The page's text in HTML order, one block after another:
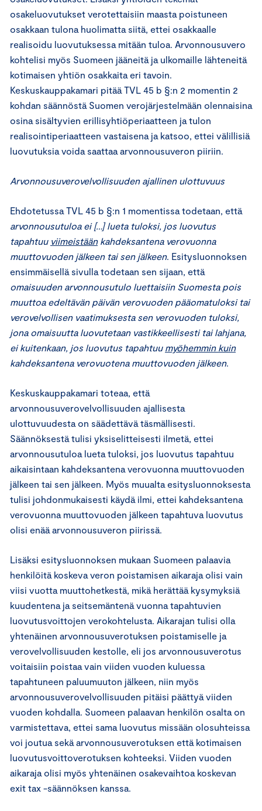
osakeluovutukset verotettaisiin maasta poistuneen
osakkaan tulona huolimatta siitä, ettei osakkaalle
realisoidu luovutuksessa mitään tuloa. Arvonnousuvero
kohtelisi myös Suomeen jääneitä ja ulkomaille lähteneitä
kotimaisen yhtiön osakkaita eri tavoin.
Keskuskauppakamari pitää TVL 45 b §:n 2 momentin 2
kohdan säännöstä Suomen verojärjestelmään olennaisina
osina sisältyvien erillisyhtiöperiaatteen ja tulon
realisointiperiaatteen vastaisena ja katsoo, ettei välillisiä
luovutuksia voida saattaa arvonnousuveron piiriin.
Arvonnousuverovelvollisuuden ajallinen ulottuvuus
Ehdotetussa TVL 45 b §:n 1 momentissa todetaan, että
arvonnousutuloa ei […] lueta tuloksi, jos luovutus
tapahtuu viimeistäänkahdeksantena verovuonna
muuttovuoden jälkeen tai sen jälkeen. Esitysluonnoksen
ensimmäisellä sivulla todetaan sen sijaan, että
omaisuuden arvonnousutulo luettaisiin Suomesta pois
muuttoa edeltävän päivän verovuoden pääomatuloksi tai
verovelvollisen vaatimuksesta sen verovuoden tuloksi,
jona omaisuutta luovutetaan vastikkeellisesti tai lahjana,
ei kuitenkaan, jos luovutus tapahtuu myöhemmin kuin
kahdeksantena verovuotena muuttovuoden jälkeen.
Keskuskauppakamari toteaa, että
arvonnousuverovelvollisuuden ajallisesta
ulottuvuudesta on säädettävä täsmällisesti.
Säännöksestä tulisi yksiselitteisesti ilmetä, ettei
arvonnousutuloa lueta tuloksi, jos luovutus tapahtuu
aikaisintaan kahdeksantena verovuonna muuttovuoden
jälkeen tai sen jälkeen. Myös muualta esitysluonnoksesta
tulisi johdonmukaisesti käydä ilmi, ettei kahdeksantena
verovuonna muuttovuoden jälkeen tapahtuva luovutus
olisi enää arvonnousuveron piirissä.
Lisäksi esitysluonnoksen mukaan Suomeen palaavia
henkilöitä koskeva veron poistamisen aikaraja olisi vain
viisi vuotta muuttohetkestä, mikä herättää kysymyksiä
kuudentena ja seitsemäntenä vuonna tapahtuvien
luovutusvoittojen verokohtelusta. Aikarajan tulisi olla
yhtenäinen arvonnousuverotuksen poistamiselle ja
verovelvollisuuden kestolle, eli jos arvonnousuverotus
voitaisiin poistaa vain viiden vuoden kuluessa
tapahtuneen paluumuuton jälkeen, niin myös
arvonnousuverovelvollisuuden pitäisi päättyä viiden
vuoden kohdalla. Suomeen palaavan henkilön osalta on
varmistettava, ettei sama luovutus missään olosuhteissa
voi joutua sekä arvonnousuverotuksen että kotimaisen
luovutusvoittoverotuksen kohteeksi. Viiden vuoden
aikaraja olisi myös yhtenäinen osakevaihtoa koskevan
exit tax -säännöksen kanssa.